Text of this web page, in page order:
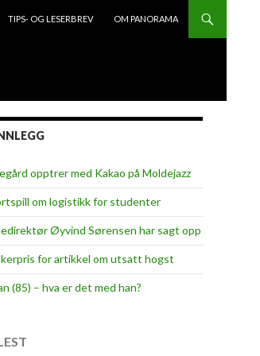
TIPS- OG LESERBREV OM PANORAMA
opptrer med Kakao på Moldejazz
om logistikk for studenter
Øyvind Sørensen har sagt opp
for artikkel om utsatt hogst
(85) – hva er det med han?